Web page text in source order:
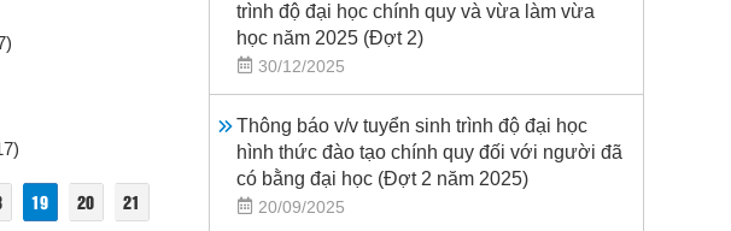
19 20
21
trình độ đại học chính quy và vừa làm vừa
học năm 2025 (Đợt 2)
30/12/2025
Thông báo v/v tuyển sinh trình độ đại học
hình thức đào tạo chính quy đối với người đã
có bằng đại học (Đợt 2 năm 2025)
20/09/2025